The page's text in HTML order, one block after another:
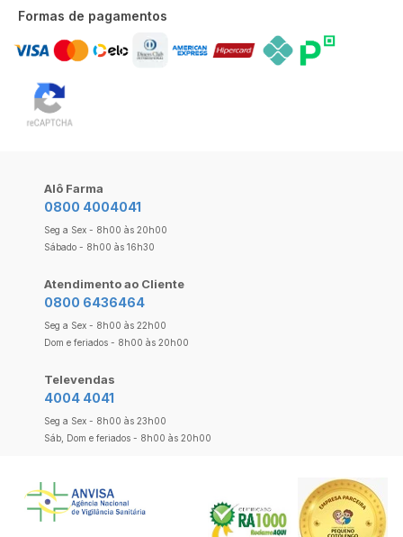
Formas de pagamentos
Alô Farma
0800 4004041
Seg a Sex - 8h00 às 20h00
Sábado - 8h00 às 16h30
Atendimento ao Cliente
0800 6436464
Seg a Sex - 8h00 às 22h00
Dom e feriados - 8h00 às 20h00
Televendas
4004 4041
Seg a Sex - 8h00 às 23h00
Sáb, Dom e feriados - 8h00 às 20h00